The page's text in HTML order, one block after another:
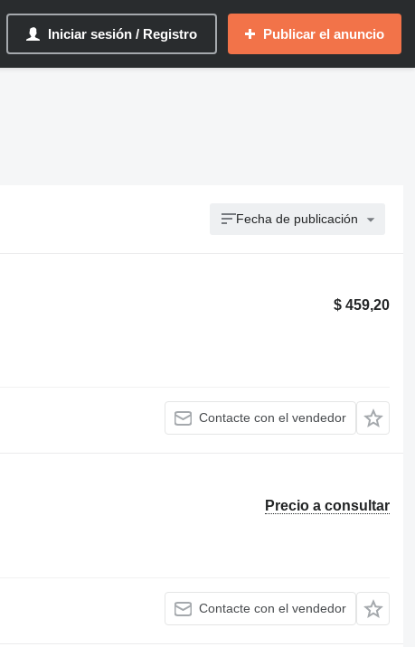
Iniciar sesión / Registro Publicar el anuncio
Fecha de publicación
$ 459,20
Contacte con el vendedor
Precio a consultar
Contacte con el vendedor